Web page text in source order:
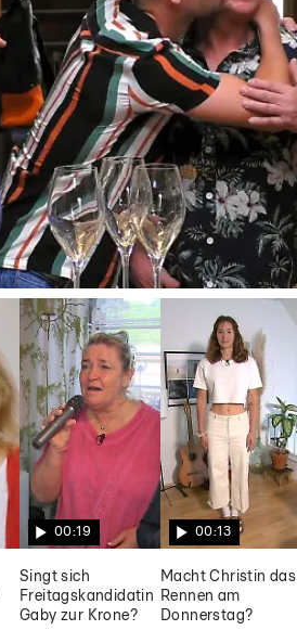
suchen nach der
00:19
Singt sich
Freitagskandidatin
Gaby zur Krone?
00:13
Macht Christin das
Rennen am
Donnerstag?